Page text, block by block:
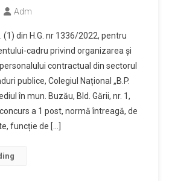
Adm
(1) din H.G. nr 1336/2022, pentru
cadru privind organizarea și
contractual din sectorul
publice, Colegiul Național „B.P.
în mun. Buzău, Bld. Gării, nr. 1,
a 1 post, normă întreagă, de
funcție de […]